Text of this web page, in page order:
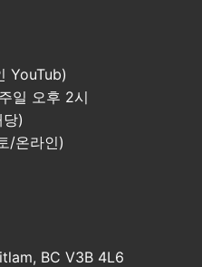
YouTub)
일 오후 2시
)
/온라인)
BC V3B 4L6